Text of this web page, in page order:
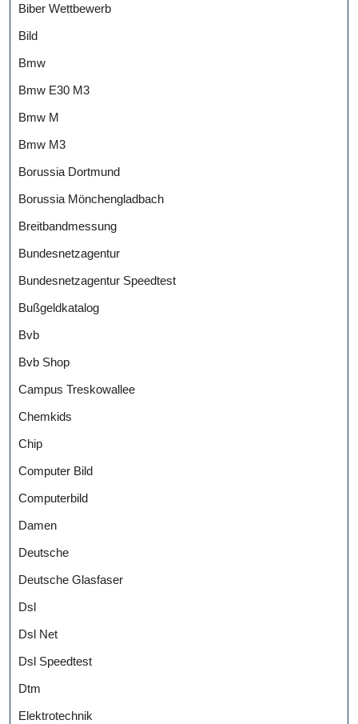
Biber Wettbewerb
Bild
Bmw
Bmw E30 M3
Bmw M
Bmw M3
Borussia Dortmund
Borussia Mönchengladbach
Breitbandmessung
Bundesnetzagentur
Bundesnetzagentur Speedtest
Bußgeldkatalog
Bvb
Bvb Shop
Campus Treskowallee
Chemkids
Chip
Computer Bild
Computerbild
Damen
Deutsche
Deutsche Glasfaser
Dsl
Dsl Net
Dsl Speedtest
Dtm
Elektrotechnik